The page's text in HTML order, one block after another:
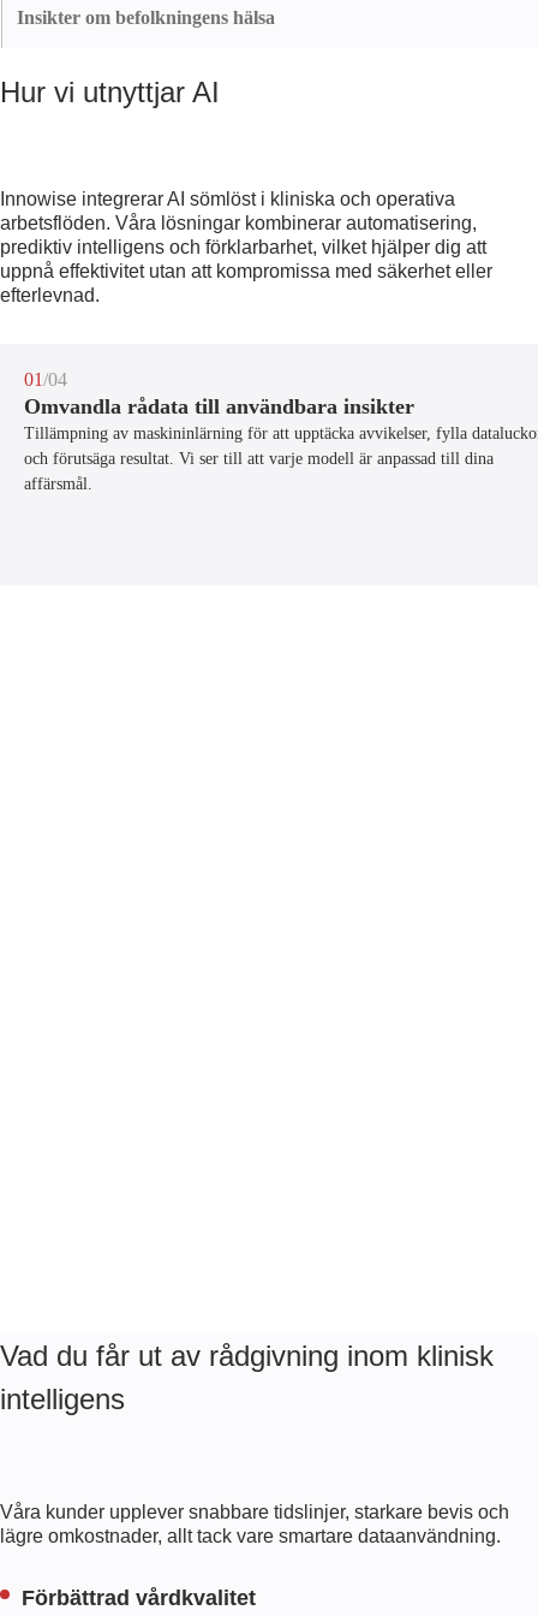
automatiserar repetitiva uppgifter som rapportgenerering, datavalidering,
efterlevnadsspårning med mera för att öka effektiviteten, minska mänskliga
Insikter om befolkningens hälsa
högriskkohorter, stöder förebyggande strategier och informerar
Hur vi utnyttjar AI
Innowise integrerar AI sömlöst i kliniska och operativa
arbetsflöden. Våra lösningar kombinerar automatisering,
prediktiv intelligens och förklarbarhet, vilket hjälper dig att
uppnå effektivitet utan att kompromissa med säkerhet eller
efterlevnad.
01/04
Omvandla rådata till användbara insikter
Tillämpning av maskininlärning för att upptäcka avvikelser, fylla
och förutsäga resultat. Vi ser till att varje modell är anpassad till dina
affärsmål.
Vad du får ut av rådgivning inom klinisk
intelligens
Våra kunder upplever snabbare tidslinjer, starkare bevis och
lägre omkostnader, allt tack vare smartare dataanvändning.
Förbättrad vårdkvalitet